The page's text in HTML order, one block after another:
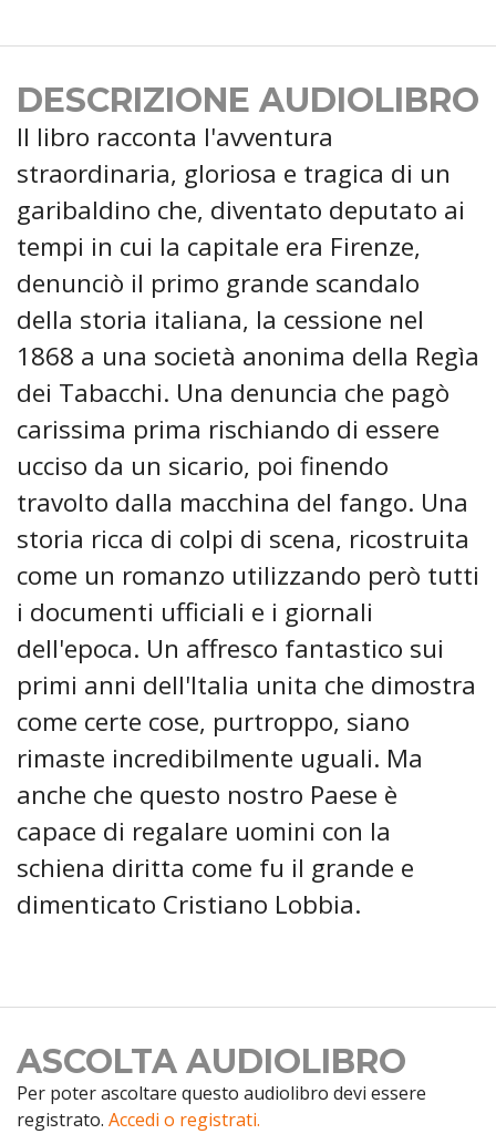
DESCRIZIONE AUDIOLIBRO
Il libro racconta l'avventura
straordinaria, gloriosa e tragica di un
garibaldino che, diventato deputato ai
tempi in cui la capitale era Firenze,
denunciò il primo grande scandalo
della storia italiana, la cessione nel
1868 a una società anonima della Regìa
dei Tabacchi. Una denuncia che pagò
carissima prima rischiando di essere
ucciso da un sicario, poi finendo
travolto dalla macchina del fango. Una
storia ricca di colpi di scena, ricostruita
come un romanzo utilizzando però tutti
i documenti ufficiali e i giornali
dell'epoca. Un affresco fantastico sui
primi anni dell'Italia unita che dimostra
come certe cose, purtroppo, siano
rimaste incredibilmente uguali. Ma
anche che questo nostro Paese è
capace di regalare uomini con la
schiena diritta come fu il grande e
dimenticato Cristiano Lobbia.
ASCOLTA AUDIOLIBRO
Per poter ascoltare questo audiolibro devi essere
registrato. Accedi o registrati.